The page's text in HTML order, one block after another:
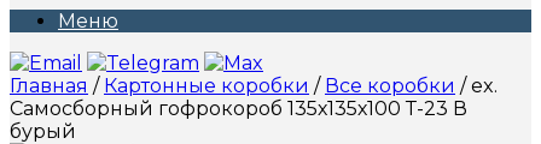
Меню
Главная / Картонные коробки / Все коробки / ex.
Самосборный гофрокороб 135х135х100 Т-23 В
бурый